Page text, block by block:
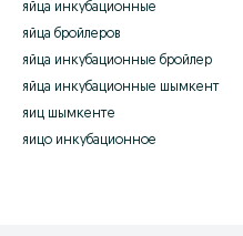
яйца инкубационные
яйца бройлеров
яйца инкубационные бройлер
яйца инкубационные шымкент
яиц шымкенте
яицо инкубационное